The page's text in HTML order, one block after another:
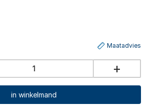
Maatadvies
+
in winkelmand